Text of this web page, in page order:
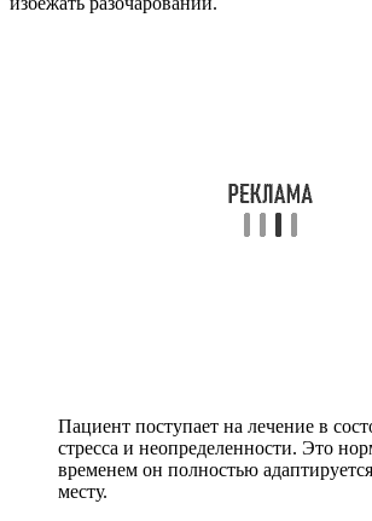
Пациент поступает на лечение в
стресса и неопределенности. Это
временем он полностью
месту.